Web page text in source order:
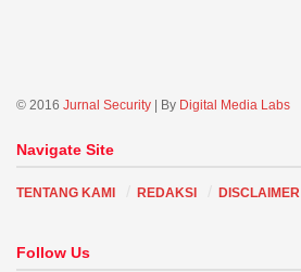
© 2016 Jurnal Security | By Digital Media Labs
Navigate Site
TENTANG KAMI REDAKSI DISCLAIMER
Follow Us